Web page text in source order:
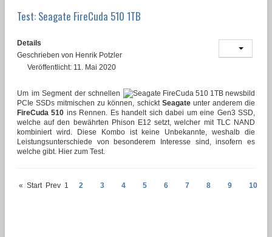
Test: Seagate FireCuda 510 1TB
Details
Geschrieben von Henrik Potzler
Veröffentlicht: 11. Mai 2020
Um im Segment der schnellen
PCIe SSDs mitmischen zu können, schickt Seagateunter anderem die
FireCuda 510 ins Rennen. Es handelt sich dabei um eine Gen3 SSD,
welche auf den bewährten Phison E12 setzt, welcher mit TLC NAND
kombiniert wird. Diese Kombo ist keine Unbekannte, weshalb die
Leistungsunterschiede von besonderem Interesse sind, insofern es
welche gibt. Hier zum Test.
« Start Prev 1 2 3 4 5 6 7 8 9 10